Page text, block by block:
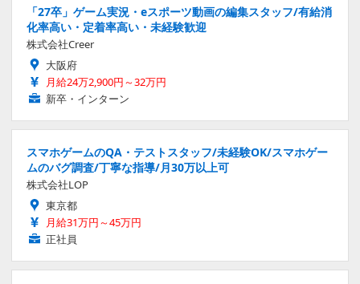
「27卒」ゲーム実況・eスポーツ動画の編集スタッフ/有給消
化率高い・定着率高い・未経験歓迎
株式会社Creer
大阪府
月給24万2,900円～32万円
新卒・インターン
スマホゲームのQA・テストスタッフ/未経験OK/スマホゲー
ムのバグ調査/丁寧な指導/月30万以上可
株式会社LOP
東京都
月給31万円～45万円
正社員